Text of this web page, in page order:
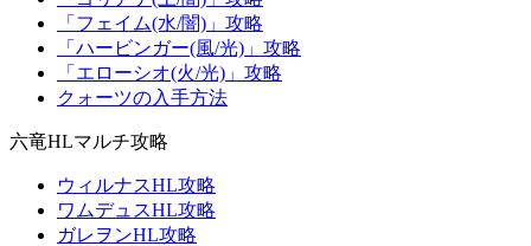
「フェイム(水/闇)」攻略
「ハービンガー(風/光)」攻略
「エローシオ(火/光)」攻略
クォーツの入手方法
六竜HLマルチ攻略
ウィルナスHL攻略
ワムデュスHL攻略
ガレヲンHL攻略